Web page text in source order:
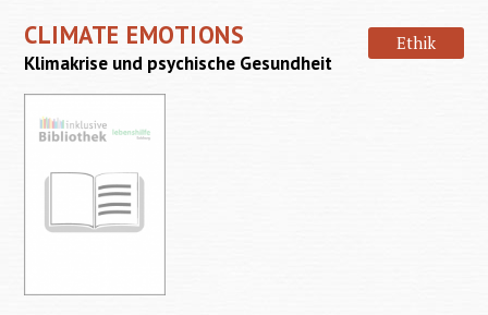
CLIMATE EMOTIONS Ethik
Klimakrise und psychische Gesundheit